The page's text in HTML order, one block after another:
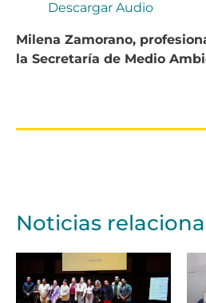
Descargar Audio
Milena Zamorano,
la Secretaría de Medio
Noticias